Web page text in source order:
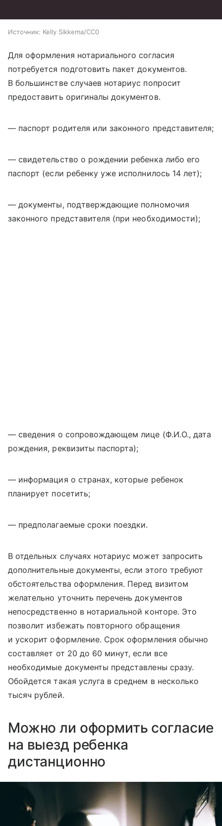
Источник: Kelly Sikkema/CC0
Для оформления нотариального согласия
потребуется подготовить пакет документов.
В большинстве случаев нотариус попросит
предоставить оригиналы документов.
— паспорт родителя или законного представителя;
— свидетельство о рождении ребенка либо его
паспорт (если ребенку уже исполнилось 14 лет);
— документы, подтверждающие полномочия
законного представителя (при необходимости);
— сведения о сопровождающем лице (Ф.И.О., дата
рождения, реквизиты паспорта);
— информация о странах, которые ребенок
планирует посетить;
— предполагаемые сроки поездки.
В отдельных случаях нотариус может запросить
дополнительные документы, если этого требуют
обстоятельства оформления. Перед визитом
желательно уточнить перечень документов
непосредственно в нотариальной конторе. Это
позволит избежать повторного обращения
и ускорит оформление. Срок оформления обычно
составляет от 20 до 60 минут, если все
необходимые документы представлены сразу.
Обойдется такая услуга в среднем в несколько
тысяч рублей.
Можно ли оформить согласие
на выезд ребенка
дистанционно